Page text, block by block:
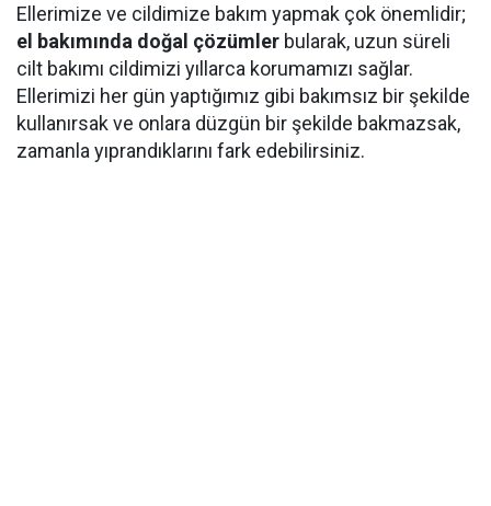
Ellerimize ve cildimize bakım yapmak çok önemlidir;
el bakımında doğal çözümler bularak, uzun süreli
cilt bakımı cildimizi yıllarca korumamızı sağlar.
Ellerimizi her gün yaptığımız gibi bakımsız bir şekilde
kullanırsak ve onlara düzgün bir şekilde bakmazsak,
zamanla yıprandıklarını fark edebilirsiniz.